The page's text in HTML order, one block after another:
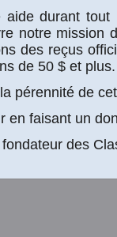
aide durant
notre mission
des reçus
de 50 $ et plus.
pérennité de
en faisant un
des